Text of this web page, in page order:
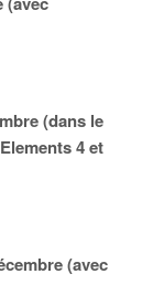
(dans le
4 et
(avec